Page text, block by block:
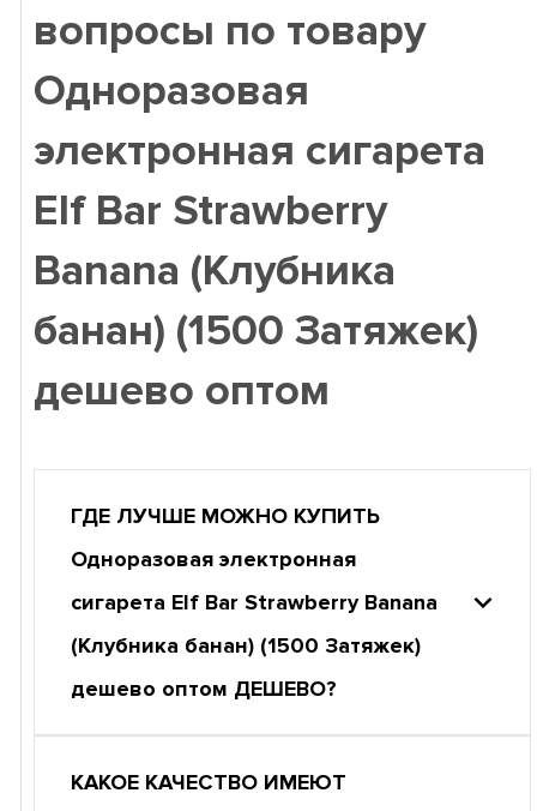
вопросы по товару
Одноразовая
электронная сигарета
Elf Bar Strawberry
Banana (Клубника
банан) (1500 Затяжек)
дешево оптом
ГДЕ ЛУЧШЕ МОЖНО КУПИТЬ
Одноразовая электронная
сигарета Elf Bar Strawberry Banana
(Клубника банан) (1500 Затяжек)
дешево оптом ДЕШЕВО?
КАКОЕ КАЧЕСТВО ИМЕЮТ